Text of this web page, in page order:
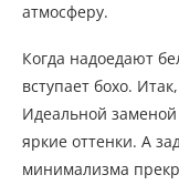
атмосферу.
Когда надоедают
вступает бохо.
Идеальной заменой
яркие оттенки. А
минимализма